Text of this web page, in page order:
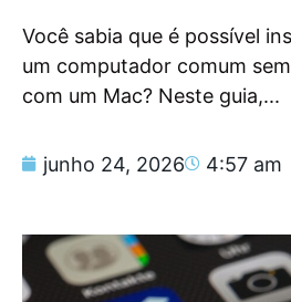
Você sabia que é possível
um computador comum
com um Mac? Neste guia,...
junho 24, 2026 4:57 am